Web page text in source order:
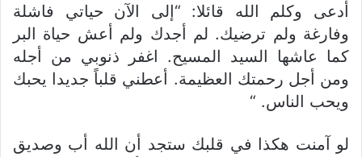
أدعى وكلم الله قائلا: “إلى الآن حياتي فاشلة
وفارغة ولم ترضيك. لم أجدك ولم أعش حياة البر
كما عاشها السيد المسيح. اغفر ذنوبي من أجله
ومن أجل رحمتك العظيمة. أعطني قلباً جديدا يحبك
ويحب الناس. “
لو آمنت هكذا في قلبك ستجد أن الله أب وصديق